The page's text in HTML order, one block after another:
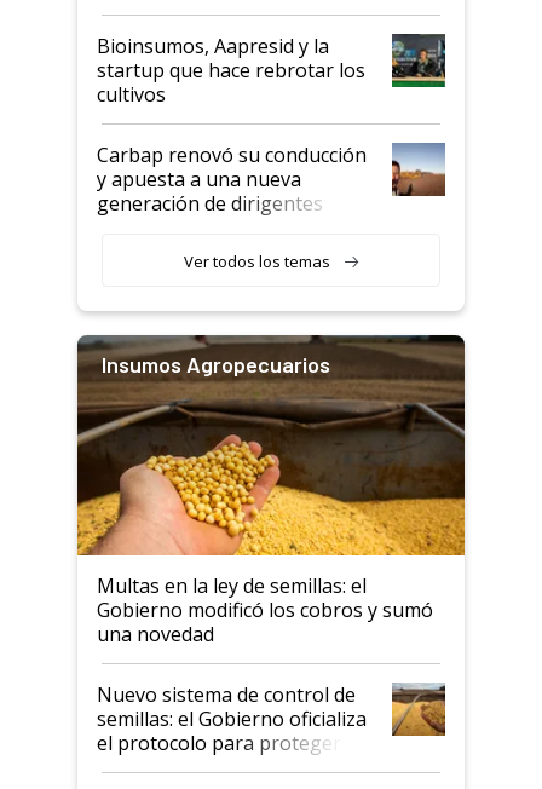
Bioinsumos, Aapresid y la
startup que hace rebrotar los
cultivos
Carbap renovó su conducción
y apuesta a una nueva
generación de dirigentes
Ver todos los temas
Insumos Agropecuarios
Multas en la ley de semillas: el
Gobierno modificó los cobros y sumó
una novedad
Nuevo sistema de control de
semillas: el Gobierno oficializa
el protocolo para proteger la
propiedad intelectual